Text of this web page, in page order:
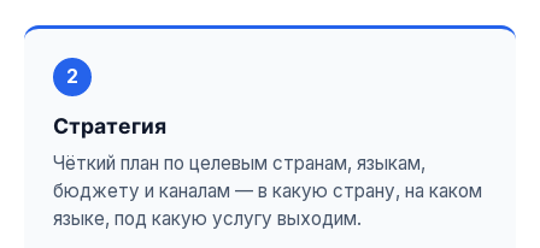
2
Стратегия
Чёткий план по целевым странам, языкам,
бюджету и каналам — в какую страну, на каком
языке, под какую услугу выходим.